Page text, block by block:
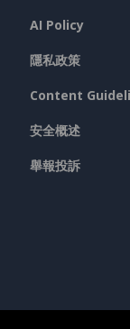
AI Policy
隱私政策
Content
安全概述
舉報投訴